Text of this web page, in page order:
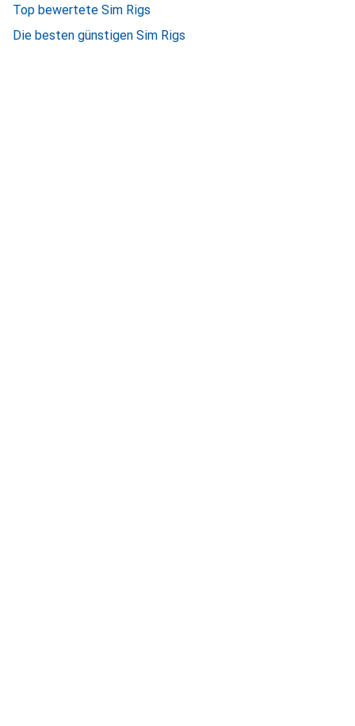
Top bewertete Sim Rigs
Die besten günstigen Sim Rigs